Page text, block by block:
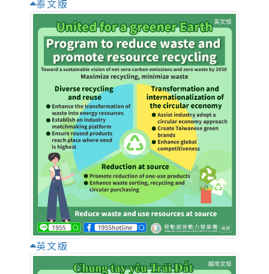
泰文版
英文版